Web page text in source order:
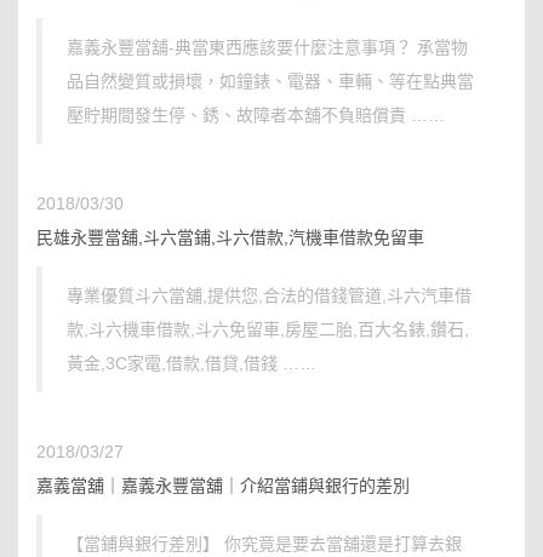
嘉義永豐當舖-典當東西應該要什麼注意事項？ 承當物
品自然變質或損壞，如鐘錶、電器、車輛、等在點典當
壓貯期間發生停、銹、故障者本舖不負賠償責 ……
2018/03/30
民雄永豐當舖,斗六當鋪,斗六借款,汽機車借款免留車
專業優質斗六當舖,提供您,合法的借錢管道,斗六汽車借
款,斗六機車借款,斗六免留車,房屋二胎,百大名錶,鑽石,
黃金,3C家電,借款,借貸,借錢 ……
2018/03/27
嘉義當舖｜嘉義永豐當舖｜介紹當鋪與銀行的差別
【當鋪與銀行差別】 你究竟是要去當舖還是打算去銀